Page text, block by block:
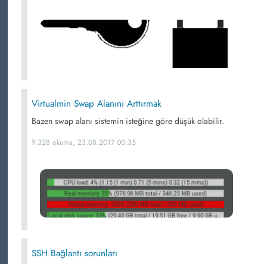
Virtualmin Swap Alanını Arttırmak
Bazen swap alanı sistemin isteğine göre düşük olabilir.
9,328 okuma, 23.08.2017 00:35
SSH Bağlantı sorunları